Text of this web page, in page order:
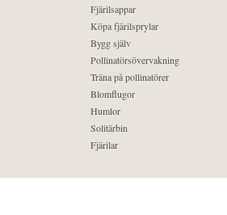
Fjärilsappar
Köpa fjärilsprylar
Bygg själv
Pollinatörsövervakning
Träna på pollinatörer
Blomflugor
Humlor
Solitärbin
Fjärilar